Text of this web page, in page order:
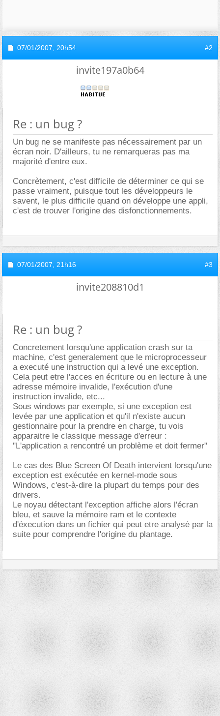
07/01/2007, 20h54 #2
invite197a0b64
Re : un bug ?
Un bug ne se manifeste pas nécessairement par un
écran noir. D'ailleurs, tu ne remarqueras pas ma
majorité d'entre eux.
Concrètement, c'est difficile de déterminer ce qui se
passe vraiment, puisque tout les développeurs le
savent, le plus difficile quand on développe une appli,
c'est de trouver l'origine des disfonctionnements.
07/01/2007, 21h16 #3
invite208810d1
Re : un bug ?
Concretement lorsqu'une application crash sur ta
machine, c'est generalement que le microprocesseur
a executé une instruction qui a levé une exception.
Cela peut etre l'acces en écriture ou en lecture à une
adresse mémoire invalide, l'exécution d'une
instruction invalide, etc...
Sous windows par exemple, si une exception est
levée par une application et qu'il n'existe aucun
gestionnaire pour la prendre en charge, tu vois
apparaitre le classique message d'erreur :
"L'application a rencontré un problème et doit fermer"
Le cas des Blue Screen Of Death intervient lorsqu'une
exception est exécutée en kernel-mode sous
Windows, c'est-à-dire la plupart du temps pour des
drivers.
Le noyau détectant l'exception affiche alors l'écran
bleu, et sauve la mémoire ram et le contexte
d'éxecution dans un fichier qui peut etre analysé par la
suite pour comprendre l'origine du plantage.